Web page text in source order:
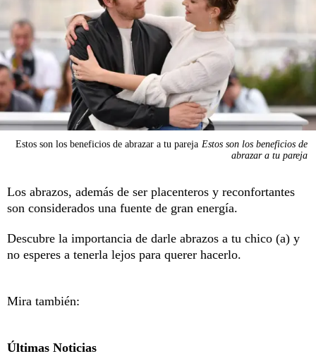
Estos son los beneficios de abrazar a tu pareja Estos son los beneficios de
abrazar a tu pareja
Los abrazos, además de ser placenteros y reconfortantes
son considerados una fuente de gran energía.
Descubre la importancia de darle abrazos a tu chico (a) y
no esperes a tenerla lejos para querer hacerlo.
Mira también:
Últimas Noticias